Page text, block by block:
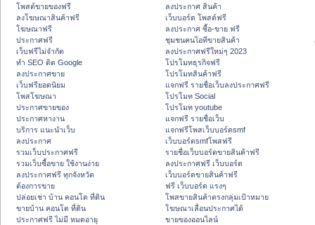
โพสต์ขายของฟรี
ลงโฆษณาสินค้าฟรี
โฆษณาฟรี
ประกาศฟรี
เว็บฟรีไม่จำกัด
ทำ SEO ติด Google
ลงประกาศขาย
เว็บฟรียอดนิยม
โพสโฆษณา
ประกาศขายของ
ประกาศหางาน
บริการ แนะนำเว็บ
ลงประกาศ
รวมเว็บประกาศฟรี
รวมเว็บซื้อขาย ใช้งานง่าย
ลงประกาศฟรี ทุกจังหวัด
ต้องการขาย
ปล่อยเช่า บ้าน คอนโด ที่ดิน
ขายบ้าน คอนโด ที่ดิน
ประกาศฟรี ไม่มี หมดอายุ
ลงประกาศ สินค้า
เว็บบอร์ด โพสต์ฟรี
ลงประกาศ ซื้อ-ขาย ฟรี
ชุมชนคนไอทีขายสินค้า
ลงประกาศฟรีใหม่ๆ 2023
โปรโมทธุรกิจฟรี
โปรโมทสินค้าฟรี
แจกฟรี รายชื่อเว็บลงประกาศฟรี
โปรโมท Social
โปรโมท youtube
แจกฟรี รายชื่อเว็บ
แจกฟรีโพสเว็บบอร์ดsmf
เว็บบอร์ดsmfโพสฟรี
รายชื่อเว็บบอร์ดขายสินค้าฟรี
ลงประกาศฟรี เว็บบอร์ด
เว็บบอร์ดขายสินค้าฟรี
ฟรี เว็บบอร์ด แรงๆ
โพสขายสินค้าตรงกลุ่มเป้าหมาย
โฆษณาเลื่อนประกาศได้
ขายของออนไลน์